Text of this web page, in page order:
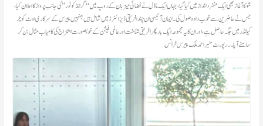
شو کا آغاز بھی ایک منفرد انداز میں کیا گیا، جہاں ایک ماڈل نے فضائی میزبان کے روپ میں “گرانڈ کوٹور” کی جانب پرواز کا اعلان کیا،
جس نے حاضرین سے خوب داد وصول کی۔ ایمان آئیسی ان چند افریقی ڈیزائنرز میں شامل ہیں جنہیں پیرس کے سرکاری اوٹ کوچر
کیلنڈر میں جگہ حاصل ہے، اور ان کا یہ مجموعہ ایک بار پھر افریقی شناخت اور عالمی فیشن کے خوبصورت امتزاج کی کامیاب مثال بن کر
سامنے آیا۔۔ رپورٹ منیر احمد ملک پیرس فرانس